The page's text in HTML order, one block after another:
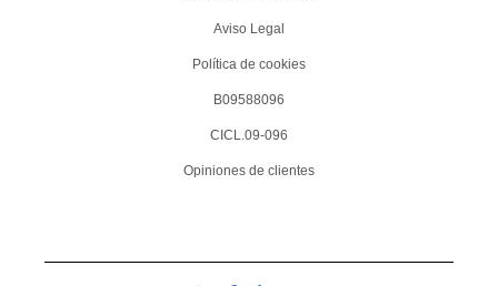
Aviso Legal
Política de cookies
B09588096
CICL.09-096
Opiniones de clientes